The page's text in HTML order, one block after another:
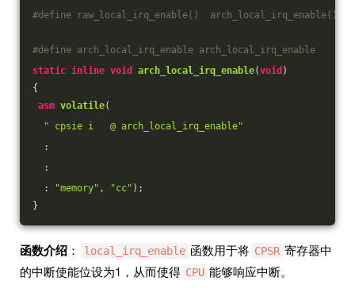
#define raw_local_irq_enable()  arch_local_irq_enable()
#define arch_local_irq_enable arch_local_irq_enable
static inline void arch_local_irq_enable(void )
{
asm volatile(
" cpsie i   @ arch_local_irq_enable"
:
:
:
"memory" , "cc" ) ;
}
函数介绍 ： local_irq_enable 函数用于将 CPSR 寄存器中
的中断使能位设为1，从而使得 CPU 能够响应中断。